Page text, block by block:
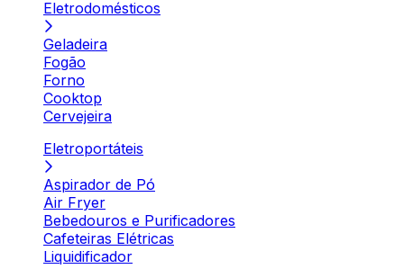
Eletrodomésticos
Geladeira
Fogão
Forno
Cooktop
Cervejeira
Eletroportáteis
Aspirador de Pó
Air Fryer
Bebedouros e Purificadores
Cafeteiras Elétricas
Liquidificador